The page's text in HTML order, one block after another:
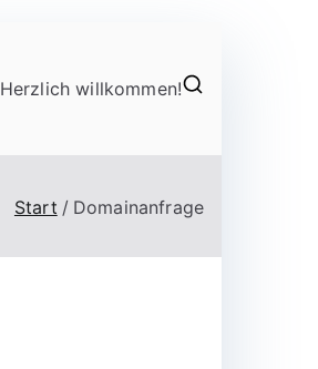
Herzlich willkommen!
Start Domainanfrage